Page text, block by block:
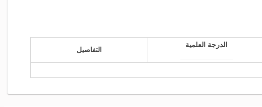
الدرجة العلمية
التفاصيل